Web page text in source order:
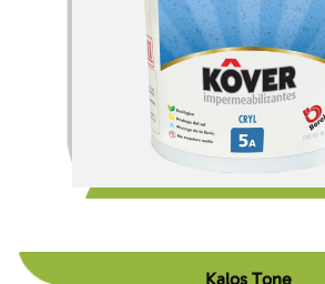
$390.60 2,069.00
Kalos Tone